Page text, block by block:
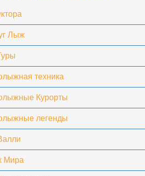
Лыж
техника
Курорты
легенды
Мира